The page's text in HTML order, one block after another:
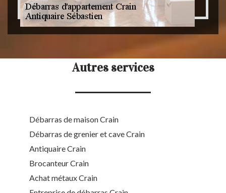
Autres services
Débarras de maison Crain
Débarras de grenier et cave Crain
Antiquaire Crain
Brocanteur Crain
Achat métaux Crain